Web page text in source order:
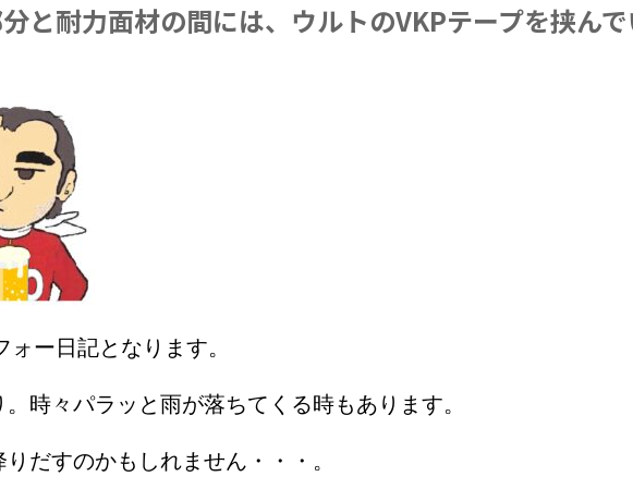
と耐力面材の間には、ウルトのVKPテープを挟ん
ォー日記となります。
時々パラッと雨が落ちてくる時もあります。
だすのかもしれません・・・。